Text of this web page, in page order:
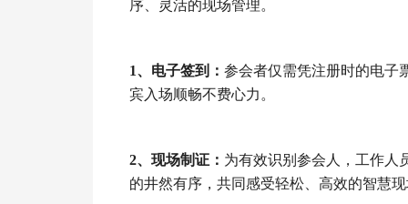
序、灵活的现场管理。
1、电子签到： 参会者仅需凭注册时的电子
宾入场顺畅不费心力。
2、现场制证： 为有效识别参会人，工作人
的井然有序，共同感受轻松、高效的智慧